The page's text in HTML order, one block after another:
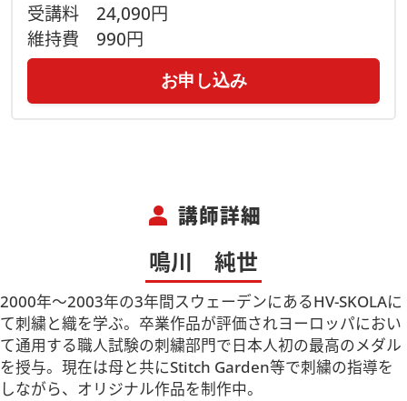
受講料 24,090円
維持費 990円
お申し込み
person 講師詳細
鳴川 純世
2000年～2003年の3年間スウェーデンにあるHV-SKOLAに
て刺繍と織を学ぶ。卒業作品が評価されヨーロッパにおい
て通用する職人試験の刺繍部門で日本人初の最高のメダル
を授与。現在は母と共にStitch Garden等で刺繍の指導を
しながら、オリジナル作品を制作中。